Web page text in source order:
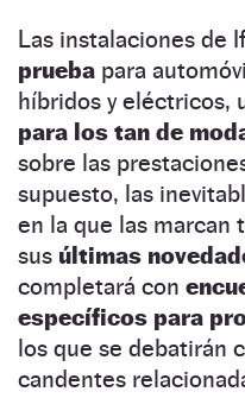
Las instalaciones de
prueba para
híbridos y eléctricos,
para los tan de
sobre las
supuesto, las
en la que las marcan
sus últimas
completará con
específicos para
los que se debatirán
candentes